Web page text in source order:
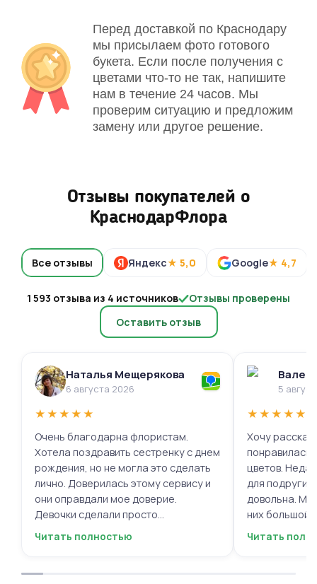
Перед доставкой по Краснодару
мы присылаем фото готового
букета. Если после получения с
цветами что-то не так, напишите
нам в течение 24 часов. Мы
проверим ситуацию и предложим
замену или другое решение.
Отзывы покупателей о
КраснодарФлора
Все отзывы Яндекс★ 5,0 Google★ 4,7
1 593 отзыва из 4 источников
Отзывы проверены
Оставить отзыв
Наталья Мещерякова
6 августа 2026
★★★★★
Очень благодарна флористам.
Хотела поздравить сестренку с днем
рождения, но не могла это сделать
лично. Доверилась этому сервису и
они оправдали мое доверие.
Девочки сделали просто
фантастическую цветочную
для согласования. Все заботливо
Читать полностью
5
★★★★★
Хочу
понравилась
цветов.
для подруги,
довольна.
них большой
композиций,
Читать